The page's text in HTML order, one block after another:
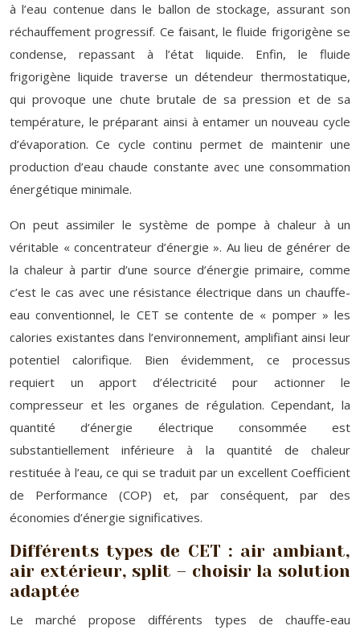
à l’eau contenue dans le ballon de stockage, assurant son
réchauffement progressif. Ce faisant, le fluide frigorigène se
condense, repassant à l’état liquide. Enfin, le fluide
frigorigène liquide traverse un détendeur thermostatique,
qui provoque une chute brutale de sa pression et de sa
température, le préparant ainsi à entamer un nouveau cycle
d’évaporation. Ce cycle continu permet de maintenir une
production d’eau chaude constante avec une consommation
énergétique minimale.
On peut assimiler le système de pompe à chaleur à un
véritable « concentrateur d’énergie ». Au lieu de générer de
la chaleur à partir d’une source d’énergie primaire, comme
c’est le cas avec une résistance électrique dans un chauffe-
eau conventionnel, le CET se contente de « pomper » les
calories existantes dans l’environnement, amplifiant ainsi leur
potentiel calorifique. Bien évidemment, ce processus
requiert un apport d’électricité pour actionner le
compresseur et les organes de régulation. Cependant, la
quantité d’énergie électrique consommée est
substantiellement inférieure à la quantité de chaleur
restituée à l’eau, ce qui se traduit par un excellent Coefficient
de Performance (COP) et, par conséquent, par des
économies d’énergie significatives.
Différents types de CET : air ambiant,
air extérieur, split – choisir la solution
adaptée
Le marché propose différents types de chauffe-eau